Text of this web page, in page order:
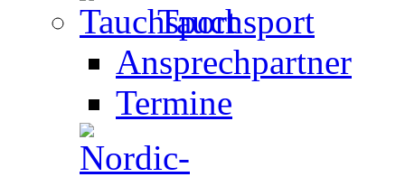
Tauchsport
Ansprechpartner
Termine